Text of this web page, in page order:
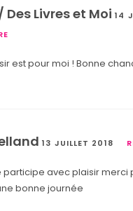
Des Livres et Moi14
est pour moi ! Bonne
13 JUILLET 2018
participe avec plaisir merci
bonne journée